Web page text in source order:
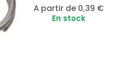
A partir de Prix
0,39 €
En stock